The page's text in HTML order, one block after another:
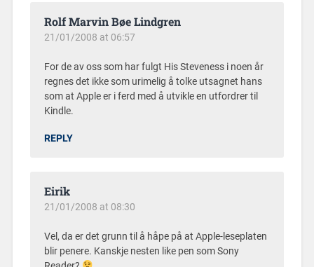
Rolf Marvin Bøe Lindgren
21/01/2008 at 06:57
For de av oss som har fulgt His Steveness i noen år
regnes det ikke som urimelig å tolke utsagnet hans
som at Apple er i ferd med å utvikle en utfordrer til
Kindle.
REPLY
Eirik
21/01/2008 at 08:30
Vel, da er det grunn til å håpe på at Apple-leseplaten
blir penere. Kanskje nesten like pen som Sony